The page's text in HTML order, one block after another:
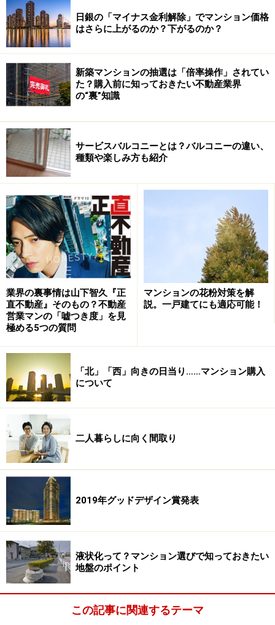
私が出くわした事例は建設後の分筆で、そのマンション
の分譲業者が駐車場部分の土地所有者となり、毎月の駐
車場使用料はその分譲業者が徴収していました。つま
り、分譲業者の毎月の収入源として駐車場が使われてい
たわけです。
その業者は「建て替えのときには駐車場部分をマンショ
ンの敷地に加える」という説明をしていたように記憶し
ていますが、そのような保証はどこにもありません。
別の土地になっているかぎり、駐車場部分が第三者へ転
売されることも十分に考えられます。
また、当初から別の土地であった場合（もともと隣接地
だった場合）は、分譲業者や関係者の好意（？）でマン
日銀の「マイナス金利解除」でマンション価格
はさらに上がるのか？下がるのか？
新築マンションの抽選は「倍率操作」されてい
た？購入前に知っておきたい不動産業界
の“裏”知識
サービスバルコニーとは？バルコニーの違い、
種類や楽しみ方も紹介
業界の裏事情は山下智久『正
直不動産』そのもの？不動産
営業マンの「嘘つき度」を見
極める5つの質問
マンションの花粉対策を解
説。一戸建てにも適応可能！
「北」「西」向きの日当り……マンション購入
について
二人暮らしに向く間取り
2019年グッドデザイン賞発表
液状化って？マンション選びで知っておきたい
地盤のポイント
この記事に関連するテーマ